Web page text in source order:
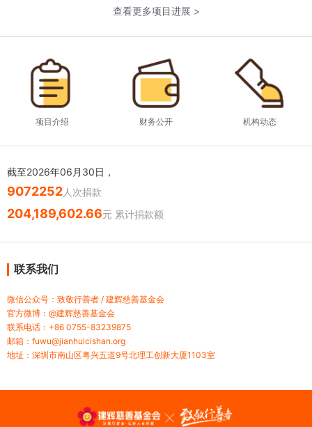
查看更多项目进展 >
项目介绍 财务公开 机构动态
截至2026年06月30日，
9072252人次捐款
204,189,602.66元 累计捐款额
联系我们
微信公众号：致敬行善者 / 建辉慈善基金会
官方微博：@建辉慈善基金会
联系电话：+86 0755-83239875
邮箱：fuwu@jianhuicishan.org
地址：深圳市南山区粤兴五道9号北理工创新大厦1103室